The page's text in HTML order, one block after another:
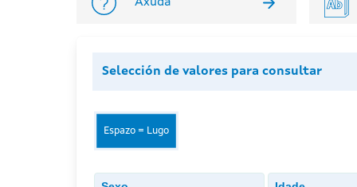
Selección de valores para consultar
Espazo = Lugo